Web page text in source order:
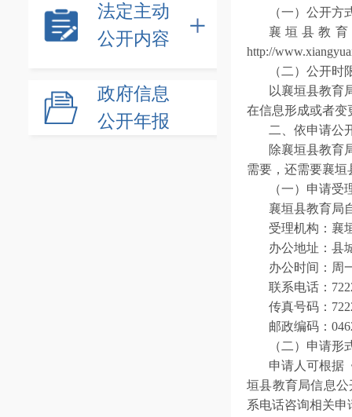
法定主动
公开内容
政府信息
公开年报
（一）公开方
襄垣县教
http://
（二）公开时
以襄垣县教育
在信息形成或者变
二、依申请公
除襄垣县教育
需要，还需要襄垣
（一）申请受
襄垣县教育局
受理机构：襄
办公地址：县
办公时间：周
联系电话：
传真号码：
邮政编码：
（二）申请形
申请人可根据
垣县教育局信息
系电话咨询相关申